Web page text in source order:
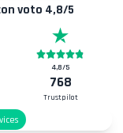
voto 4,8/5
4,8/5
768
Trustpilot